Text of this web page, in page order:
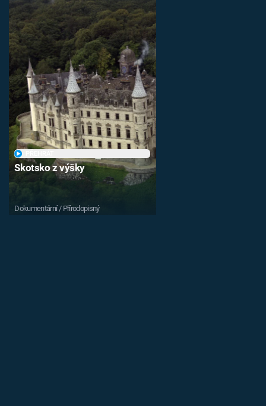
Skotsko z výšky
Dokumentární / Přírodopisný